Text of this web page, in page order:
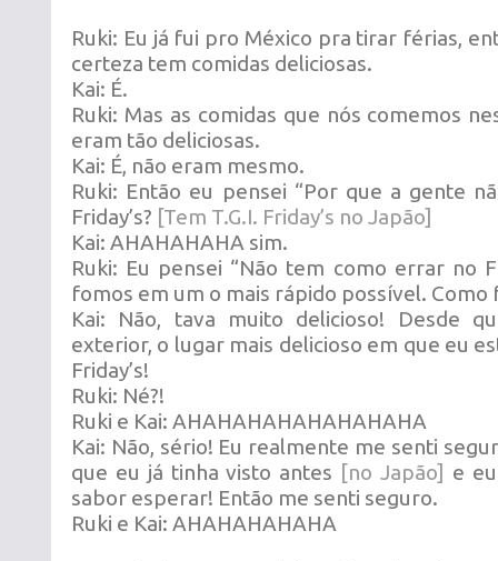
Ruki: Eu já fui pro México pra tirar férias,
certeza tem comidas deliciosas.
Kai: É.
Ruki: Mas as comidas que nós comemos
eram tão deliciosas.
Kai: É, não eram mesmo.
Ruki: Então eu pensei “Por que a gente
Friday’s? [Tem T.G.I. Friday’s no Japão]
Kai: AHAHAHAHA sim.
Ruki: Eu pensei “Não tem como errar no
fomos em um o mais rápido possível. Como
Kai: Não, tava muito delicioso! Desde
exterior, o lugar mais delicioso em que eu
Friday’s!
Ruki: Né?!
Ruki e Kai: AHAHAHAHAHAHAHAHA
Kai: Não, sério! Eu realmente me senti
que eu já tinha visto antes [no Japão] e
sabor esperar! Então me senti seguro.
Ruki e Kai: AHAHAHAHAHA